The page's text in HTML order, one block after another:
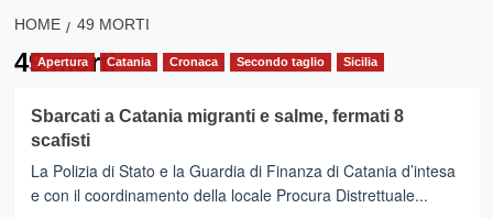
HOME 49 MORTI
49 morti
Apertura Catania Cronaca Secondo taglio Sicilia
Sbarcati a Catania migranti e salme, fermati 8
scafisti
La Polizia di Stato e la Guardia di Finanza di Catania d’intesa
e con il coordinamento della locale Procura Distrettuale...